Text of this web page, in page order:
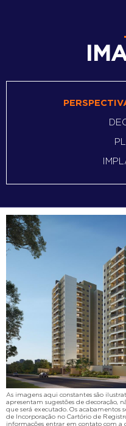
As imagens aqui constantes são
apresentam sugestões de decoração,
que será executado. Os acabamentos
de Incorporação no Cartório de
informações entrar em contato com a